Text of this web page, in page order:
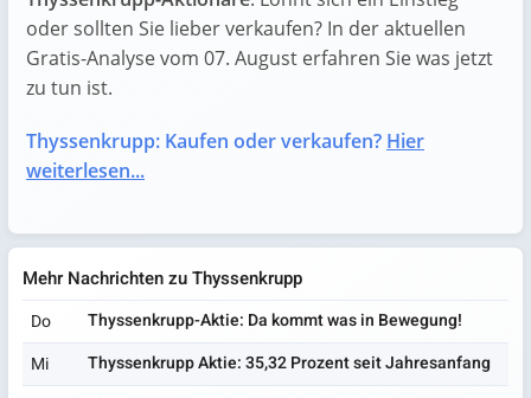
oder sollten Sie lieber verkaufen? In der aktuellen
Gratis-Analyse vom 07. August erfahren Sie was jetzt
zu tun ist.
Thyssenkrupp: Kaufen oder verkaufen? Hier
weiterlesen...
Mehr Nachrichten zu Thyssenkrupp
Do
Thyssenkrupp-Aktie: Da kommt was in Bewegung!
Mi
Thyssenkrupp Aktie: 35,32 Prozent seit Jahresanfang